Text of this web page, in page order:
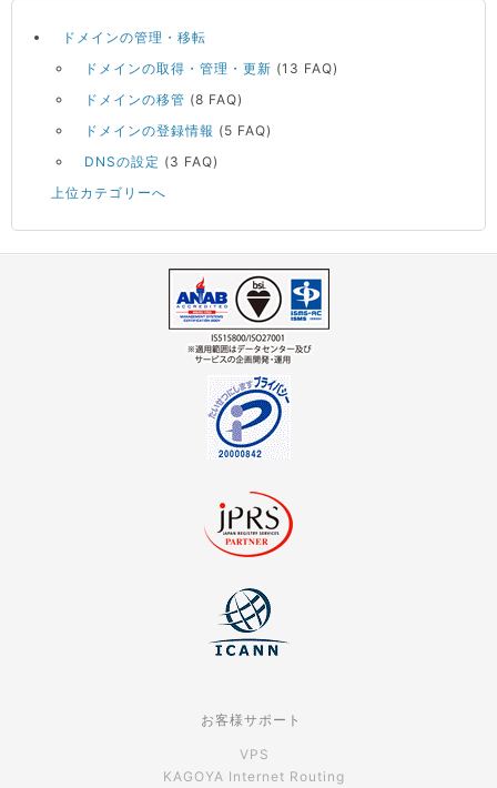
ドメインの管理・移転
ドメインの取得・管理・更新 (13 FAQ)
ドメインの移管 (8 FAQ)
ドメインの登録情報 (5 FAQ)
DNSの設定 (3 FAQ)
上位カテゴリーへ
お客様サポート
VPS
KAGOYA Internet Routing